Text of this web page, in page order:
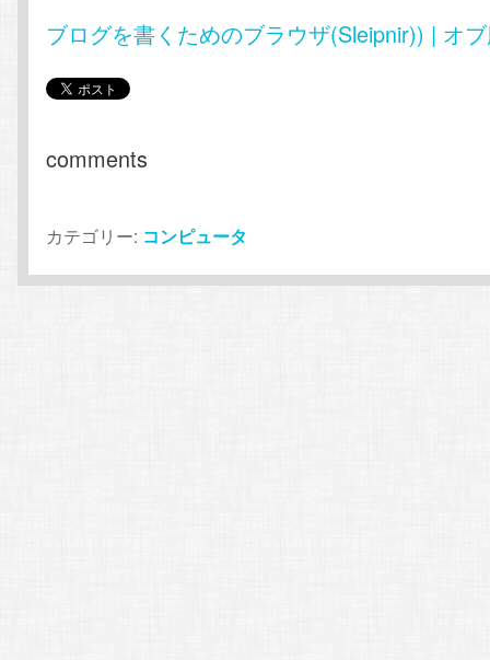
ブログを書くためのブラウザ(Sleipnir)) | オ
comments
カテゴリー: コンピュータ